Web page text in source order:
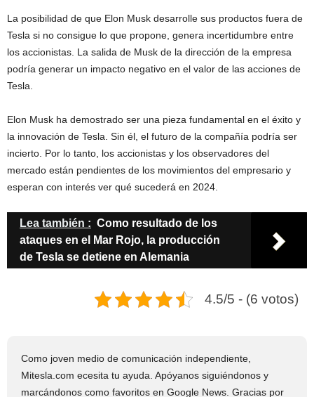
La posibilidad de que Elon Musk desarrolle sus productos fuera de
Tesla si no consigue lo que propone, genera incertidumbre entre
los accionistas. La salida de Musk de la dirección de la empresa
podría generar un impacto negativo en el valor de las acciones de
Tesla.
Elon Musk ha demostrado ser una pieza fundamental en el éxito y
la innovación de Tesla. Sin él, el futuro de la compañía podría ser
incierto. Por lo tanto, los accionistas y los observadores del
mercado están pendientes de los movimientos del empresario y
esperan con interés ver qué sucederá en 2024.
Lea también : Como resultado de los
ataques en el Mar Rojo, la producción
de Tesla se detiene en Alemania
4.5/5 - (6 votos)
Como joven medio de comunicación independiente,
Mitesla.com ecesita tu ayuda. Apóyanos siguiéndonos y
marcándonos como favoritos en Google News. Gracias por